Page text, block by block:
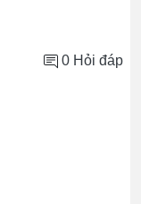
0 Hỏi đáp